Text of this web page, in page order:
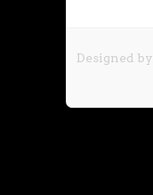
Designed by